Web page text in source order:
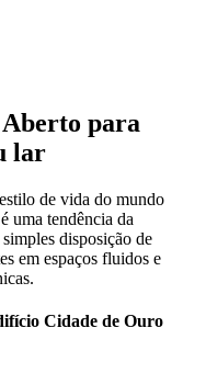
para
lar
de vida do mundo
uma tendência da
disposição de
em espaços fluidos e
Cidade de Ouro